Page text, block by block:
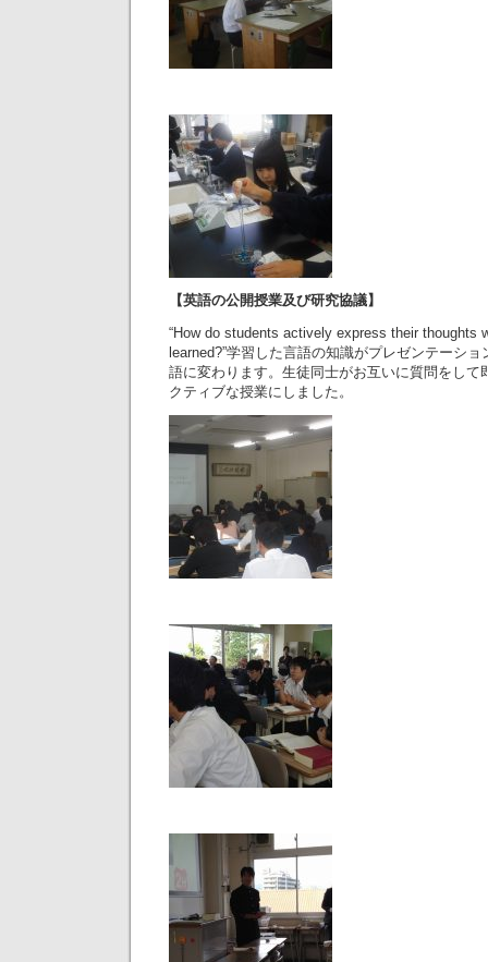
【英語の公開授業及び研究協議】
“How do students actively express their thoughts
learned?”学習した言語の知識がプレゼンテーシ
語に変わります。生徒同士がお互いに質問をして
クティブな授業にしました。